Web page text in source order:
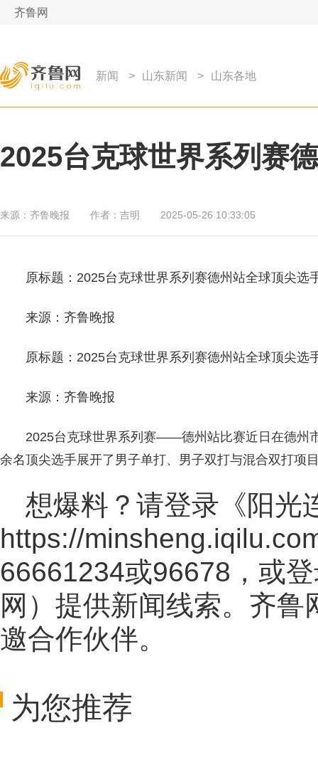
齐鲁网
新闻 > 山东新闻 > 山东各地
2025台克球世界系列赛
来源： 齐鲁晚报 作者： 吉明 2025-05-26 10:33:05
原标题：2025台克球世界系列赛德州站全球顶尖选
来源：齐鲁晚报
原标题：2025台克球世界系列赛德州站全球顶尖选
来源：齐鲁晚报
2025台克球世界系列赛——德州站比赛近日在德州
余名顶尖选手展开了男子单打、男子双打与混合双打项
想爆料？请登录《阳光
https://
66661234或96678，或
网 ）提供新闻线索。齐鲁
邀合作伙伴。
为您推荐